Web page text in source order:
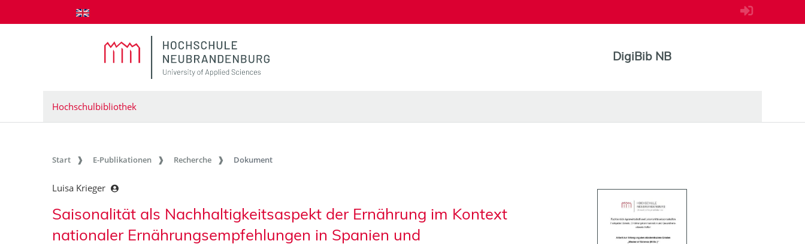
zum Inhalt springen
DigiBib NB
Hochschulbibliothek
Start E-Publikationen Recherche Dokument
Luisa Krieger
Saisonalität als Nachhaltigkeitsaspekt der Ernährung im Kontext
nationaler Ernährungsempfehlungen in Spanien und